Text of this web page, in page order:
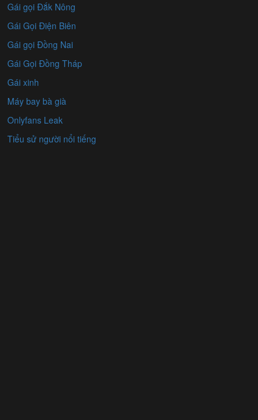
Gái gọi Đắk Nông
Gái Gọi Điện Biên
Gái gọi Đồng Nai
Gái Gọi Đồng Tháp
Gái xinh
Máy bay bà già
Onlyfans Leak
Tiểu sử người nổi tiếng